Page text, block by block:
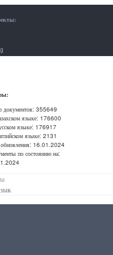
документов: 355649
языке: 176600
языке: 176917
языке: 2131
16.01.2024
по состоянию на: